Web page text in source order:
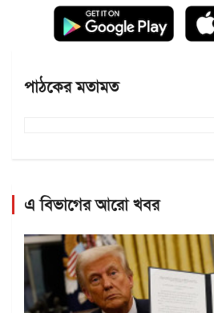
পাঠকের মতামত
এ বিভাগের আরো খবর